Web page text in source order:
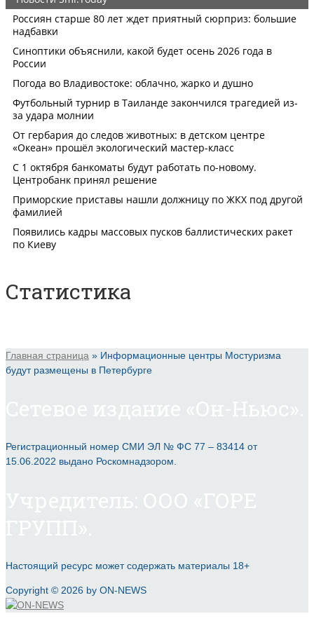
Статистика
Главная страница » Информационные центры Мостуризма
будут размещены в Петербурге
Регистрационный номер СМИ ЭЛ № ФС 77 – 83414 от
15.06.2022 выдано Роскомнадзором.
Настоящий ресурс может содержать материалы 18+
Copyright © 2026 by ON-NEWS